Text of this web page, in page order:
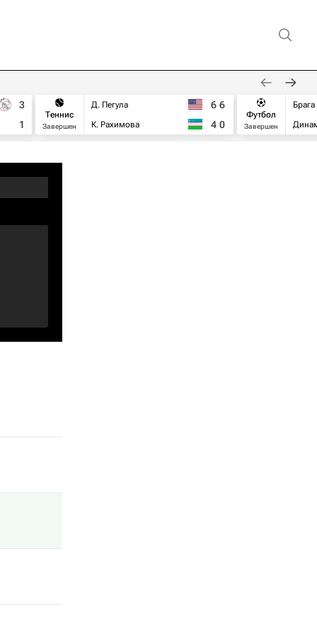
3
1
Теннис
Завершен
Д. Пегула
К. Рахимова
6 6
4 0
Футбол
Завершен
Брага